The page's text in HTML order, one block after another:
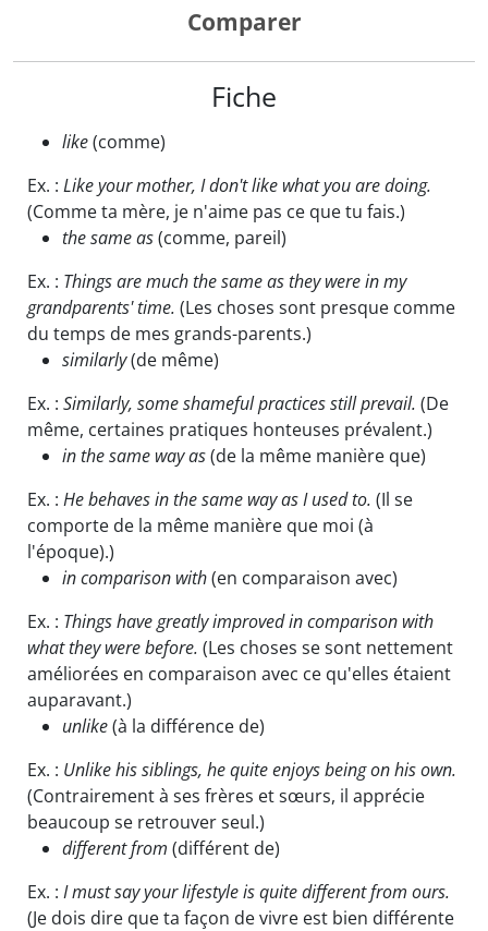
Comparer
Fiche
like(comme)
Ex. : Like your mother, I don't like what you are doing.
(Comme ta mère, je n'aime pas ce que tu fais.)
the same as(comme, pareil)
Ex. : Things are much the same as they were in my
grandparents' time. (Les choses sont presque comme
du temps de mes grands-parents.)
similarly(de même)
Ex. : Similarly, some shameful practices still prevail. (De
même, certaines pratiques honteuses prévalent.)
in the same way as(de la même manière que)
Ex. : He behaves in the same way as I used to. (Il se
comporte de la même manière que moi (à
l'époque).)
in comparison with(en comparaison avec)
Ex. : Things have greatly improved in comparison with
what they were before. (Les choses se sont nettement
améliorées en comparaison avec ce qu'elles étaient
auparavant.)
unlike(à la différence de)
Ex. : Unlike his siblings, he quite enjoys being on his own.
(Contrairement à ses frères et sœurs, il apprécie
beaucoup se retrouver seul.)
different from (différent de)
Ex. : I must say your lifestyle is quite different from ours.
(Je dois dire que ta façon de vivre est bien différente